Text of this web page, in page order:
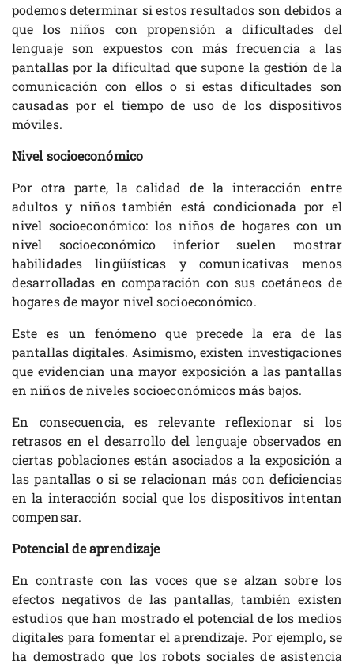
podemos determinar si estos resultados son debidos a
que los niños con propensión a dificultades del
lenguaje son expuestos con más frecuencia a las
pantallas por la dificultad que supone la gestión de la
comunicación con ellos o si estas dificultades son
causadas por el tiempo de uso de los dispositivos
móviles.
Nivel socioeconómico
Por otra parte, la calidad de la interacción entre
adultos y niños también está condicionada por el
nivel socioeconómico: los niños de hogares con un
nivel socioeconómico inferior suelen mostrar
habilidades lingüísticas y comunicativas menos
desarrolladas en comparación con sus coetáneos de
hogares de mayor nivel socioeconómico.
Este es un fenómeno que precede la era de las
pantallas digitales. Asimismo, existen investigaciones
que evidencian una mayor exposición a las pantallas
en niños de niveles socioeconómicos más bajos.
En consecuencia, es relevante reflexionar si los
retrasos en el desarrollo del lenguaje observados en
ciertas poblaciones están asociados a la exposición a
las pantallas o si se relacionan más con deficiencias
en la interacción social que los dispositivos intentan
compensar.
Potencial de aprendizaje
En contraste con las voces que se alzan sobre los
efectos negativos de las pantallas, también existen
estudios que han mostrado el potencial de los medios
digitales para fomentar el aprendizaje. Por ejemplo, se
ha demostrado que los robots sociales de asistencia